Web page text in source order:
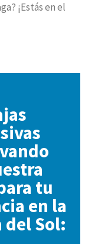
¡Estás en el
tu
en la
del Sol: